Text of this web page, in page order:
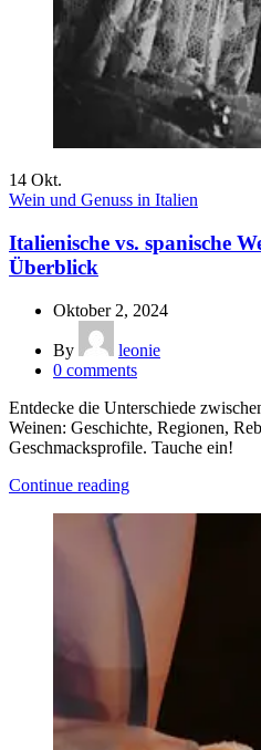
14 Okt.
Wein und Genuss in Italien
Italienische vs. spanische
Überblick
Oktober 2, 2024
By
leonie
0 comments
Entdecke die Unterschiede
Weinen: Geschichte, Regionen,
Geschmacksprofile. Tauche ein!
Continue reading